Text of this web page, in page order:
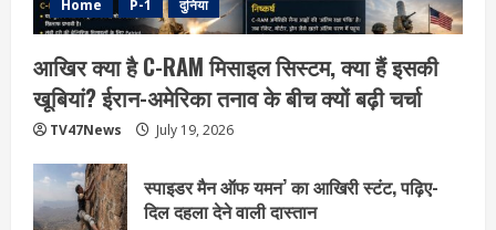
Home P-1 दुनिया
आखिर क्या है C-RAM मिसाइल सिस्टम, क्या हैं इसकी
खूबियां? ईरान-अमेरिका तनाव के बीच क्यों बढ़ी चर्चा
TV47News July 19, 2026
स्पाइडर मैन ऑफ यमन’ का आखिरी स्टंट, पढ़िए-
दिल दहला देने वाली दास्तान